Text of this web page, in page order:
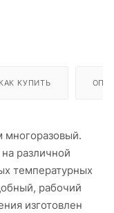
КАК КУПИТЬ
различной
температурных
рабочий
изготовлен